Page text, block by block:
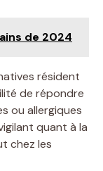
de 2024
résident
de répondre
ou allergiques
quant à la
chez les